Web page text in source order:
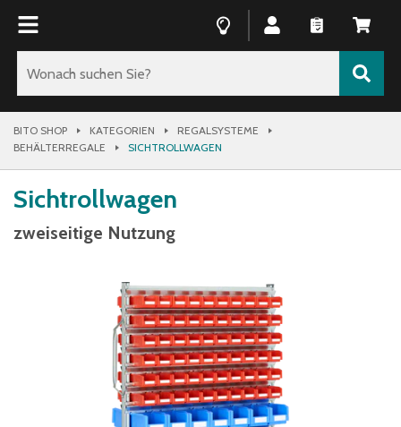
BITO SHOP KATEGORIEN
REGALSYSTEME
BEHÄLTERREGALE
SICHTROLLWAGEN
Sichtrollwagen
zweiseitige Nutzung